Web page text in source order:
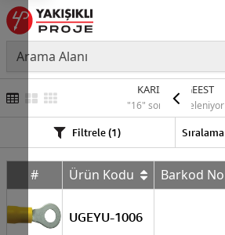
KARIŞIK-UGEEST
"16" sonuç listeleniyor
Filtrele (1)
# Ürün Kodu Barkod No
UGEYU-1006